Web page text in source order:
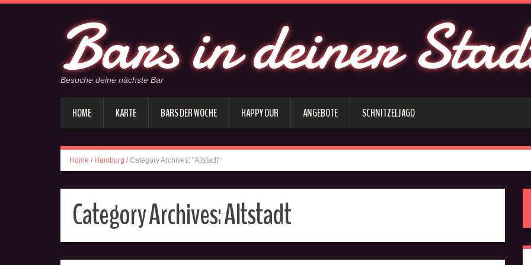
Bars in deiner
Besuche deine nächste Bar
HOME KARTE BARS DER WOCHE HAPPY OUR ANGEBOTE SCHNITZELJAGD
Home / Hamburg / Category Archives: "Altstadt"
Category Archives:Altstadt